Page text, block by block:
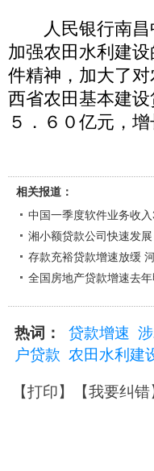
人民银行南昌
加强农田水利建
件精神，加大了
西省农田基本建
５．６０亿元，增
相关报道：
中国一季度软件业务收
湘小额贷款公司快速发
存款充裕贷款增速放缓
全国房地产贷款增速去
热词： 贷款增速
户贷款 农田水利建
【打印】【我要纠错